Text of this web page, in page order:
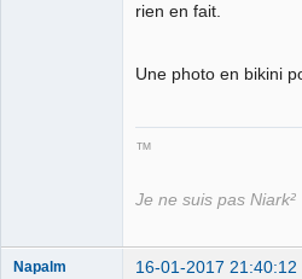
rien en fait.
Une photo en bikini
™
Je ne suis pas Niark²
Napalm 16-01-2017 21:40:12